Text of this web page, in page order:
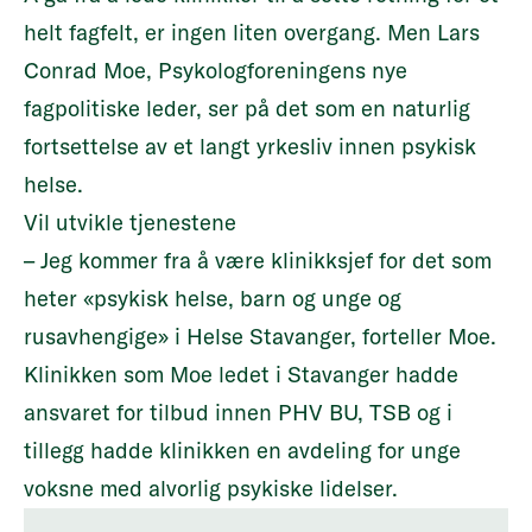
helt fagfelt, er ingen liten overgang. Men Lars
Conrad Moe, Psykologforeningens nye
fagpolitiske leder, ser på det som en naturlig
fortsettelse av et langt yrkesliv innen psykisk
helse.
Vil utvikle tjenestene
– Jeg kommer fra å være klinikksjef for det som
heter «psykisk helse, barn og unge og
rusavhengige» i Helse Stavanger, forteller Moe.
Klinikken som Moe ledet i Stavanger hadde
ansvaret for tilbud innen PHV BU, TSB og i
tillegg hadde klinikken en avdeling for unge
voksne med alvorlig psykiske lidelser.